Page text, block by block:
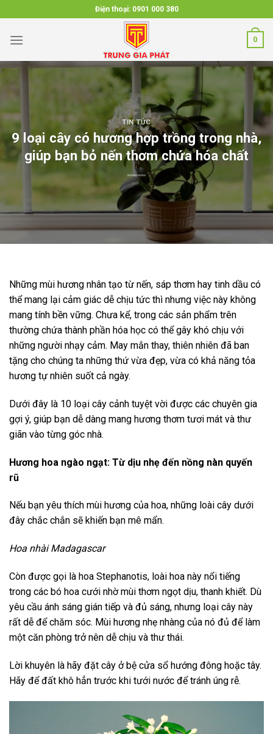
to
content
Điện thoại: 0901 000 380
0
TIN TỨC
9 loại cây có hương hợp trồng trong nhà,
giúp bạn bỏ nến thơm chứa hóa chất
Những mùi hương nhân tạo từ nến, sáp thơm hay tinh dầu có
thể mang lại cảm giác dễ chịu tức thì nhưng việc này không
mang tính bền vững. Chưa kể, trong các sản phẩm trên
thường chứa thành phần hóa học có thể gây khó chịu với
những người nhạy cảm. May mắn thay, thiên nhiên đã ban
tặng cho chúng ta những thứ vừa đẹp, vừa có khả năng tỏa
hương tự nhiên suốt cả ngày.
Dưới đây là 10 loại cây cảnh tuyệt vời được các chuyên gia
gợi ý, giúp bạn dễ dàng mang hương thơm tươi mát và thư
giãn vào từng góc nhà.
Hương hoa ngào ngạt: Từ dịu nhẹ đến nồng nàn quyến
rũ
Nếu bạn yêu thích mùi hương của hoa, những loài cây dưới
đây chắc chắn sẽ khiến bạn mê mẩn.
Hoa nhài Madagascar
Còn được gọi là hoa Stephanotis, loài hoa này nổi tiếng
trong các bó hoa cưới nhờ mùi thơm ngọt dịu, thanh khiết. Dù
yêu cầu ánh sáng gián tiếp và đủ sáng, nhưng loại cây này
rất dễ để chăm sóc. Mùi hương nhẹ nhàng của nó đủ để làm
một căn phòng trở nên dễ chịu và thư thái.
Lời khuyên là hãy đặt cây ở bệ cửa sổ hướng đông hoặc tây.
Hãy để đất khô hẳn trước khi tưới nước để tránh úng rễ.